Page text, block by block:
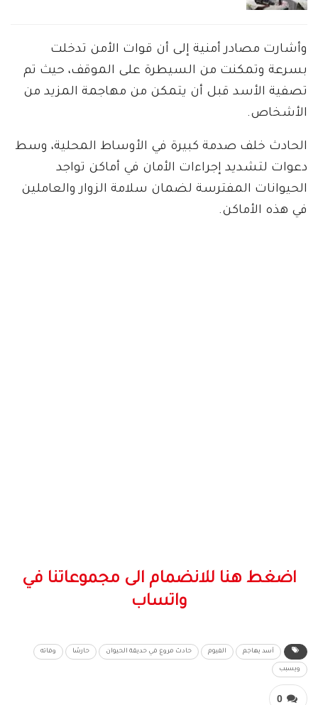
وأشارت مصادر أمنية إلى أن قوات الأمن تدخلت
بسرعة وتمكنت من السيطرة على الموقف، حيث تم
تصفية الأسد قبل أن يتمكن من مهاجمة المزيد من
الأشخاص.
الحادث خلف صدمة كبيرة في الأوساط المحلية، وسط
دعوات لتشديد إجراءات الأمان في أماكن تواجد
الحيوانات المفترسة لضمان سلامة الزوار والعاملين
في هذه الأماكن.
اضغط هنا للانضمام الى مجموعاتنا في
واتساب
أسد يهاجم الفيوم حادث مروع في حديقة الحيوان حارسًا وفاته
ويسبب
0